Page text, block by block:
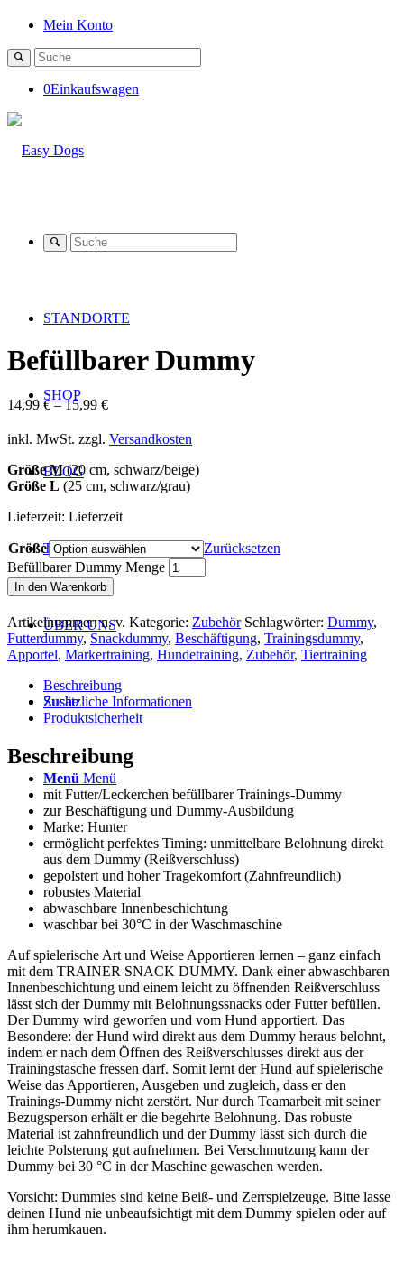
Mein Konto
0Einkaufswagen
STANDORTE
SHOP
BLOG
TERMINE
ÜBER UNS
Suche
Menü Menü
Befüllbarer Dummy
14,99 €–15,99 €
inkl. MwSt. zzgl. Versandkosten
Größe M(20 cm, schwarz/beige)
Größe L (25 cm, schwarz/grau)
Lieferzeit: Lieferzeit
Größe
Zurücksetzen
Befüllbarer Dummy Menge
In den Warenkorb
Artikelnummer:n. v. Kategorie: Zubehör Schlagwörter: Dummy,
Futterdummy, Snackdummy, Beschäftigung, Trainingsdummy,
Apportel, Markertraining, Hundetraining, Zubehör, Tiertraining
Beschreibung
Zusätzliche Informationen
Produktsicherheit
Beschreibung
mit Futter/Leckerchen befüllbarer Trainings-Dummy
zur Beschäftigung und Dummy-Ausbildung
Marke: Hunter
ermöglicht perfektes Timing: unmittelbare Belohnung direkt
aus dem Dummy (Reißverschluss)
gepolstert und hoher Tragekomfort (Zahnfreundlich)
robustes Material
abwaschbare Innenbeschichtung
waschbar bei 30°C in der Waschmaschine
Auf spielerische Art und Weise Apportieren lernen – ganz einfach
mit dem TRAINER SNACK DUMMY. Dank einer abwaschbaren
Innenbeschichtung und einem leicht zu öffnenden Reißverschluss
lässt sich der Dummy mit Belohnungssnacks oder Futter befüllen.
Der Dummy wird geworfen und vom Hund apportiert. Das
Besondere: der Hund wird direkt aus dem Dummy heraus belohnt,
indem er nach dem Öffnen des Reißverschlusses direkt aus der
Trainingstasche fressen darf. Somit lernt der Hund auf spielerische
Weise das Apportieren, Ausgeben und zugleich, dass er den
Trainings-Dummy nicht zerstört. Nur durch Teamarbeit mit seiner
Bezugsperson erhält er die begehrte Belohnung. Das robuste
Material ist zahnfreundlich und der Dummy lässt sich durch die
leichte Polsterung gut aufnehmen. Bei Verschmutzung kann der
Dummy bei 30 °C in der Maschine gewaschen werden.
Vorsicht: Dummies sind keine Beiß- und Zerrspielzeuge. Bitte lasse
deinen Hund nie unbeaufsichtigt mit dem Dummy spielen oder auf
ihm herumkauen.